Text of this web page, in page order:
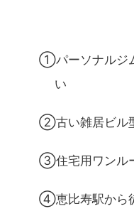
①パーソナルジ
い
②古い雑居ビル
③住宅用ワンル
④恵比寿駅から